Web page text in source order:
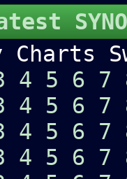
4 5 6 7
4 5 6 7
4 5 6 7
4 5 6 7